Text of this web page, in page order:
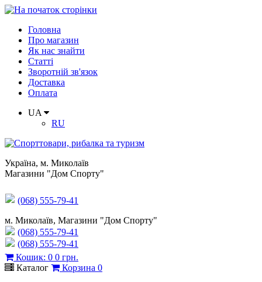
Головна
Про магазин
Як нас знайти
Статті
Зворотній зв'язок
Доставка
Оплата
UA
RU
Україна, м. Миколаїв
Магазини "Дом Спорту"
(068) 555-79-41
м. Миколаїв, Магазини "Дом Спорту"
(068) 555-79-41
(068) 555-79-41
Кошик: 0 0 грн.
Каталог
Корзина 0